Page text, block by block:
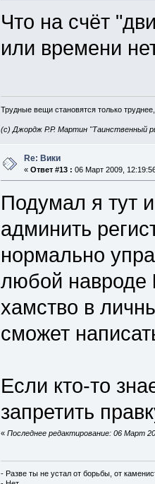
Что на счёт
или времени
Трудные вещи становятся только
(с) Джордж Р.Р. Мартин "Таинственный
Re: Вики
« Ответ #13 : 06 Март 2009,
Подумал я тут
админить
нормально
любой навроде
хамство в
сможет
Если кто-то
запретить
«Последнее редактирование: 06 Март
- Разве ты не устал от борьбы, от